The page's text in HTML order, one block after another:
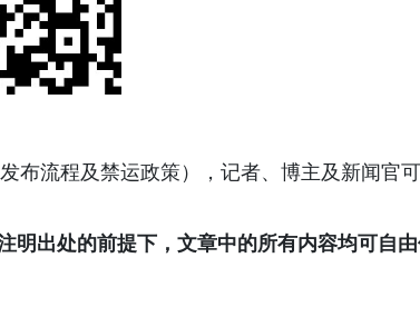
布流程及禁运政策），记者、博主及新闻官可
明出处的前提下，文章中的所有内容均可自